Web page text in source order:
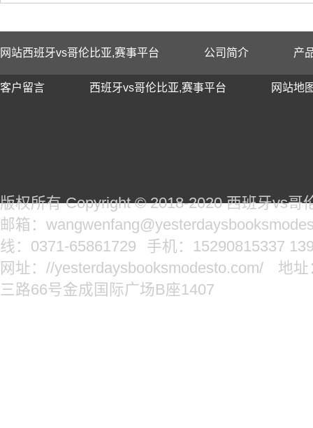
网站西班牙vs哥伦比亚,赛事平台 公司简介 产
客户留言 西班牙vs哥伦比亚,赛事平台 网站地
版权所有 Copyright © 2018-2020 西班牙vs哥
邮箱：
线：0371-65861729
手机：15290815337
网址：//yesterdaysbooksmodesto.com/
地址
三路66号金成国际广场B座1407